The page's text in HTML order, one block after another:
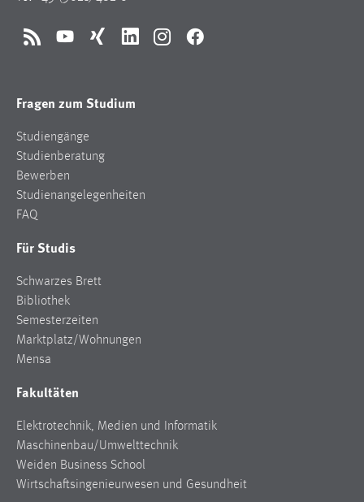
RSS YouTubeXing LinkedInInstagramFacebook
Fragen zum Studium
Studiengänge
Studienberatung
Bewerben
Studienangelegenheiten
FAQ
Für Studis
Schwarzes Brett
Bibliothek
Semesterzeiten
Marktplatz/Wohnungen
Mensa
Fakultäten
Elektrotechnik, Medien und Informatik
Maschinenbau/Umwelttechnik
Weiden Business School
Wirtschaftsingenieurwesen und Gesundheit